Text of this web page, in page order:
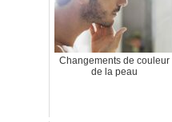
Changements de couleur
de la peau